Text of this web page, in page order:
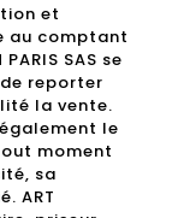
et
au comptant
SAS se
reporter
la vente.
également le
moment
sa
ART